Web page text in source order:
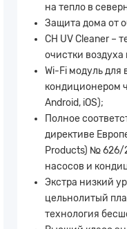
на тепло в
Защита дома от
CH UV Cleaner –
очистки
Wi-Fi модуль
кондиционером
Android, iOS);
Полное
директиве
Products) № 626/
насосов и
Экстра низкий
цельнолитый
технология